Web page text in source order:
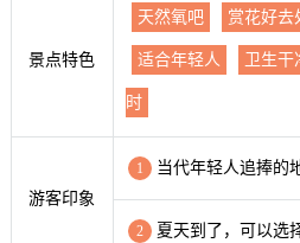
景点特色
天然氧吧 赏花好去
适合年轻人 卫生干
时
游客印象
1 当代年轻人追捧的
2 夏天到了，可以选